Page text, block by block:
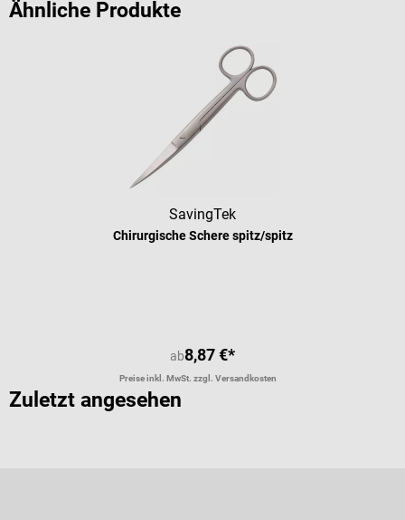
Ähnliche Produkte
SavingTek
Chirurgische Schere spitz/spitz
ab8,87 €*
Preise inkl. MwSt. zzgl. Versandkosten
Zuletzt angesehen